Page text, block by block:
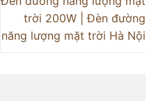
trời 200W | Đèn đường
năng lượng mặt trời Hà Nội